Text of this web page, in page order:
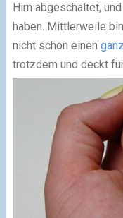
Hirn abgeschaltet,
haben. Mittlerweile
nicht schon einen
trotzdem und deckt